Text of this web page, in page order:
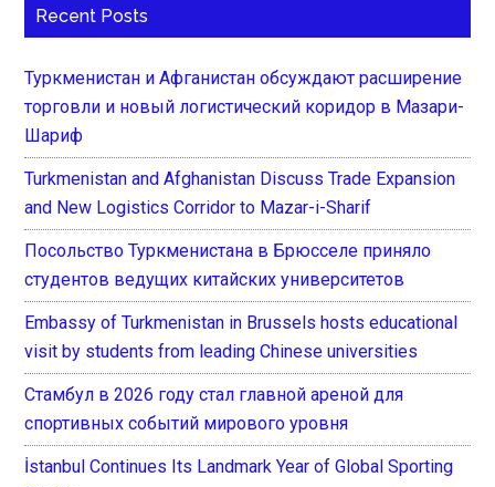
Recent Posts
Туркменистан и Афганистан обсуждают расширение
торговли и новый логистический коридор в Мазари-
Шариф
Turkmenistan and Afghanistan Discuss Trade Expansion
and New Logistics Corridor to Mazar-i-Sharif
Посольство Туркменистана в Брюсселе приняло
студентов ведущих китайских университетов
Embassy of Turkmenistan in Brussels hosts educational
visit by students from leading Chinese universities
Стамбул в 2026 году стал главной ареной для
спортивных событий мирового уровня
İstanbul Continues Its Landmark Year of Global Sporting